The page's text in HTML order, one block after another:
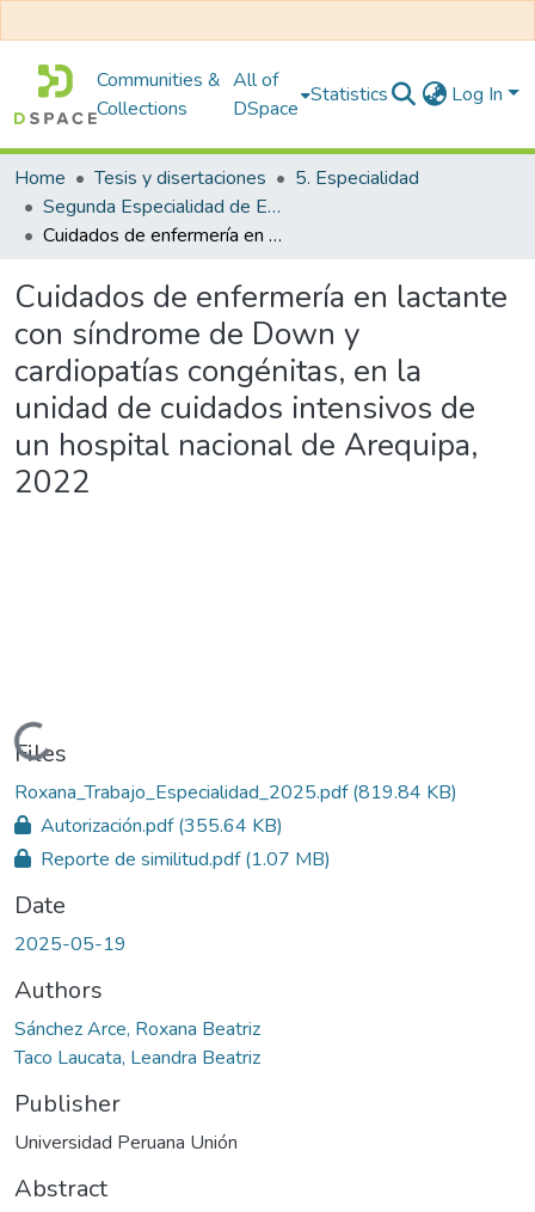
Communities &
Collections
All of
DSpace
Statistics Log In
Home Tesis y disertaciones
5. Especialidad
Segunda Especialidad de Enfermería en Cuidados Intensivos Pediátricos
Cuidados de enfermería en lactante con síndrome de Down y cardiopatías congénitas, en la unidad de cuidados intensivos de un hospital nacional de Arequipa, 2022
Cuidados de enfermería en lactante
con síndrome de Down y
cardiopatías congénitas, en la
unidad de cuidados intensivos de
un hospital nacional de Arequipa,
2022
Loading...
Files
Roxana_Trabajo_Especialidad_2025.pdf(819.84 KB)
Autorización.pdf(355.64 KB)
Reporte de similitud.pdf(1.07 MB)
Date
2025-05-19
Authors
Sánchez Arce, Roxana Beatriz
Taco Laucata, Leandra Beatriz
Publisher
Universidad Peruana Unión
Abstract